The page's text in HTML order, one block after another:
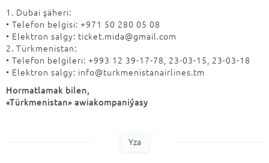
1. Dubai şäheri:
• Telefon belgisi: +971 50 280 05 08
• Elektron salgy: ticket.mida@gmail.com
2. Türkmenistan:
• Telefon belgileri: +993 12 39-17-78, 23-03-15, 23-03-18
• Elektron salgy: info@turkmenistanairlines.tm
Hormatlamak bilen,
«Türkmenistan» awiakompaniýasy
Yza